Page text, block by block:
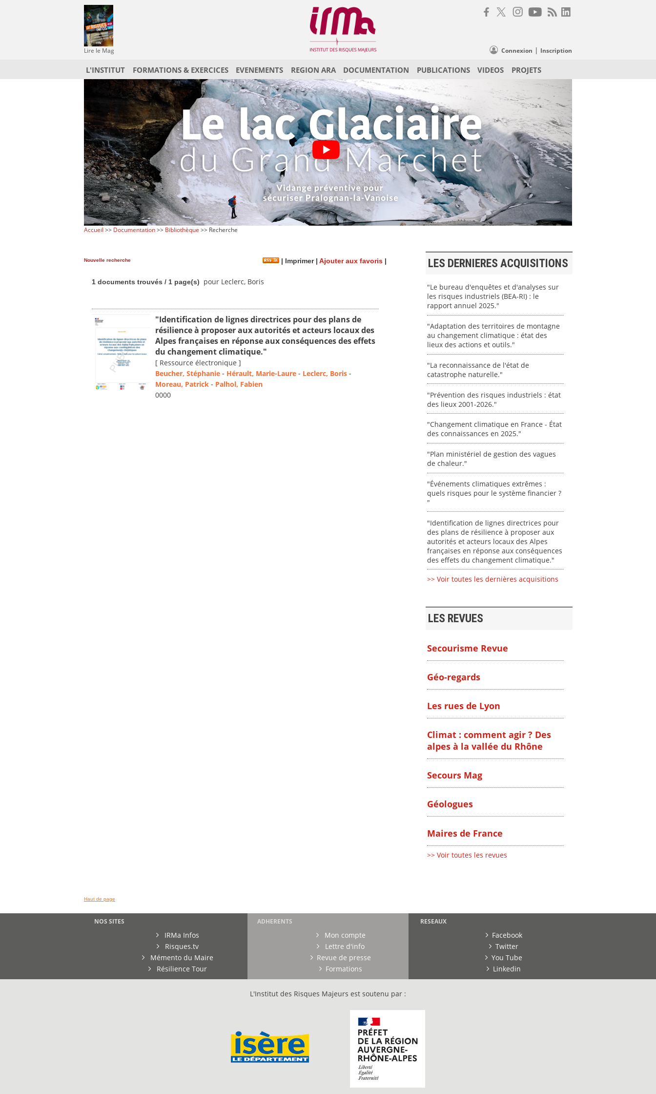
Lire le Mag Connexion | Inscription
L'INSTITUT FORMATIONS & EXERCICES EVENEMENTS REGION ARA DOCUMENTATION PUBLICATIONS VIDEOS PROJETS
Accueil >> Documentation>> Bibliothèque >> Recherche
Nouvelle recherche | Imprimer| Ajouter aux favoris |
1 documents trouvés / 1 page(s) pour Leclerc, Boris
"Identification de lignes directrices pour des plans de
résilience à proposer aux autorités et acteurs locaux des
Alpes françaises en réponse aux conséquences des effets
du changement climatique."
[ Ressource électronique ]
Beucher, Stéphanie - Hérault, Marie-Laure - Leclerc, Boris -
Moreau, Patrick - Palhol, Fabien
0000
LES DERNIERES ACQUISITIONS
"Le bureau d'enquêtes et d'analyses sur
les risques industriels (BEA-RI) : le
rapport annuel 2025."
"Adaptation des territoires de montagne
au changement climatique : état des
lieux des actions et outils."
"La reconnaissance de l'état de
catastrophe naturelle."
"Prévention des risques industriels : état
des lieux 2001-2026."
"Changement climatique en France - État
des connaissances en 2025."
"Plan ministériel de gestion des vagues
de chaleur."
"Événements climatiques extrêmes :
quels risques pour le système financier ?
"
"Identification de lignes directrices pour
des plans de résilience à proposer aux
autorités et acteurs locaux des Alpes
françaises en réponse aux conséquences
des effets du changement climatique."
>> Voir toutes les dernières acquisitions
LES REVUES
Secourisme Revue
Géo-regards
Les rues de Lyon
Climat : comment agir ? Des
alpes à la vallée du Rhône
Secours Mag
Géologues
Maires de France
>> Voir toutes les revues
Haut de page
NOS SITES
IRMa Infos
Risques.tv
Mémento du Maire
Résilience Tour
ADHERENTS
Mon compte
Lettre d'info
Revue de presse
Formations
RESEAUX
Facebook
Twitter
You Tube
Linkedin
L'Institut des Risques Majeurs est soutenu par :